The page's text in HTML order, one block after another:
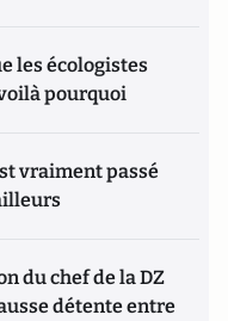
les écologistes
pourquoi
vraiment passé
du chef de la DZ
détente entre